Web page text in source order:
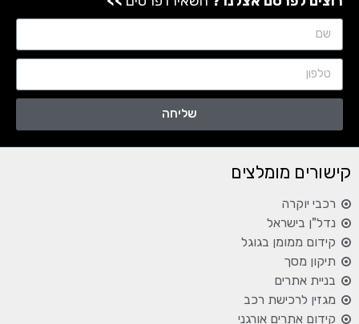
שליחה
קישורים מומלצים
רכבי יוקרה
נדל"ן בישראל
קידום ממומן בגוגל
תיקון מסך
בניית אתרים
מגזין לרכישת רכב
קידום אתרים אורגני